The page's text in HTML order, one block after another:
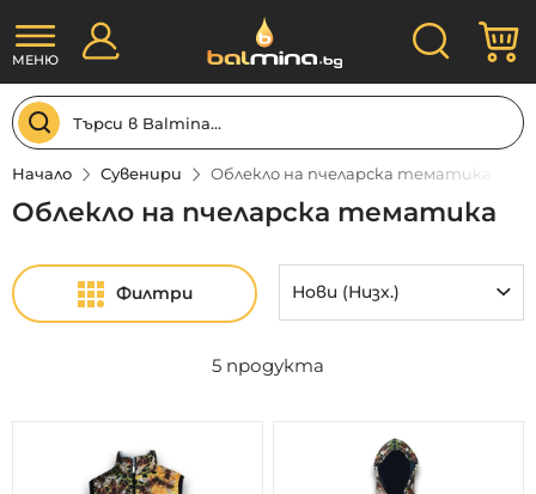
към
съдържанието
Търсене
МЕНЮ
Начало Сувенири Облекло на пчеларска тематика
Облекло на пчеларска тематика
Филтри
5 продукта